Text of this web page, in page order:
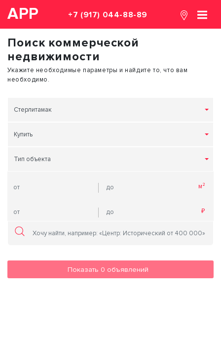
АРР +7 (917) 044-88-89
Поиск коммерческой
недвижимости
Укажите необходимые параметры и найдите то, что вам
необходимо.
Стерлитамак
Купить
Тип объекта
Показать 0 объявлений